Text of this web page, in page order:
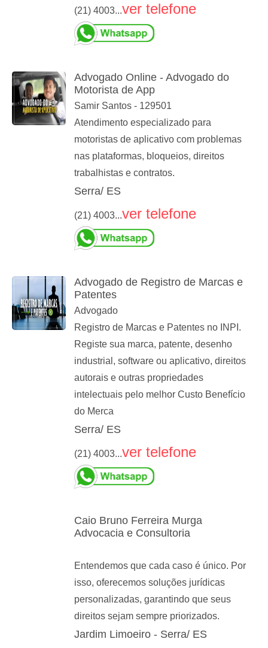
(21) 4003...ver telefone
Advogado Online - Advogado do
Motorista de App
Samir Santos - 129501
Atendimento especializado para
motoristas de aplicativo com problemas
nas plataformas, bloqueios, direitos
trabalhistas e contratos.
Serra/ ES
(21) 4003...ver telefone
Advogado de Registro de Marcas e
Patentes
Advogado
Registro de Marcas e Patentes no INPI.
Registe sua marca, patente, desenho
industrial, software ou aplicativo, direitos
autorais e outras propriedades
intelectuais pelo melhor Custo Benefício
do Merca
Serra/ ES
(21) 4003...ver telefone
Caio Bruno Ferreira Murga
Advocacia e Consultoria
Entendemos que cada caso é único. Por
isso, oferecemos soluções jurídicas
personalizadas, garantindo que seus
direitos sejam sempre priorizados.
Jardim Limoeiro - Serra/ ES